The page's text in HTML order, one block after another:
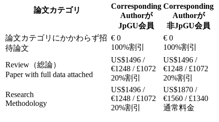
論文カテゴリ
Corresponding
Authorが
JpGU会員
Corresponding
Authorが
非JpGU会員
論文カテゴリにかかわらず招
待論文
€ 0
100%割引
€ 0
100%割引
Review（総論）
Paper with full data attached
US$1496 /
€1248 / £1072
20%割引
US$1496 /
€1248 / £1072
20%割引
Research
Methodology
US$1496 /
€1248 / £1072
20%割引
US$1870 /
€1560 / £1340
通常料金